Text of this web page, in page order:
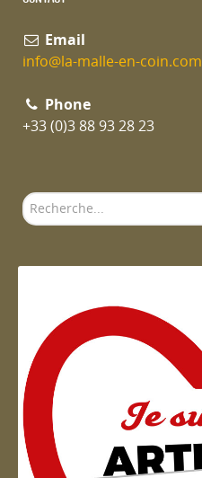
Email
info@la-malle-en-coin.com
Phone
+33 (0)3 88 93 28 23
Rechercher